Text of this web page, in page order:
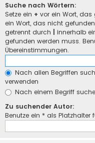
Suche nach Wörtern:
Setze ein + vor ein Wort,
ein Wort, das nicht
getrennt durch
innerhalb
gefunden werden muss.
Übereinstimmungen.
Nach allen Begriffen
verwenden
Nach einem Begriff
Zu suchender Autor:
Benutze ein * als Platzhalter